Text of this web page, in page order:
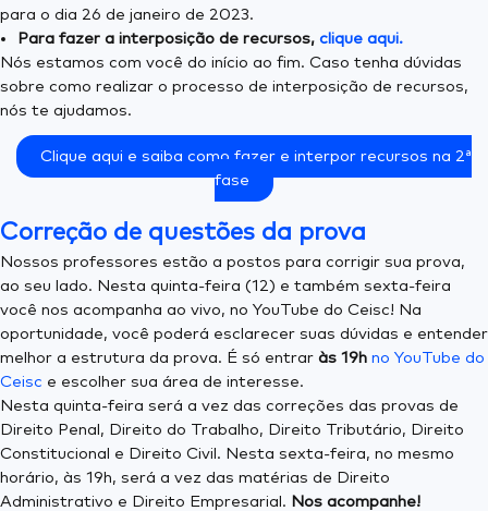
para o dia 26 de janeiro de 2023.
Para fazer a interposição de recursos, clique aqui.
Nós estamos com você do início ao fim. Caso tenha dúvidas
sobre como realizar o processo de interposição de recursos,
nós te ajudamos.
Clique aqui e saiba como fazer e interpor recursos na 2ª
fase
Correção de questões da prova
Nossos professores estão a postos para corrigir sua prova,
ao seu lado. Nesta quinta-feira (12) e também sexta-feira
você nos acompanha ao vivo, no YouTube do Ceisc! Na
oportunidade, você poderá esclarecer suas dúvidas e entender
melhor a estrutura da prova. É só entrar às 19h no YouTube do
Ceisc e escolher sua área de interesse.
Nesta quinta-feira será a vez das correções das provas de
Direito Penal, Direito do Trabalho, Direito Tributário, Direito
Constitucional e Direito Civil. Nesta sexta-feira, no mesmo
horário, às 19h, será a vez das matérias de Direito
Administrativo e Direito Empresarial. Nos acompanhe!